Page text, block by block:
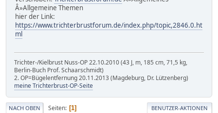
Â»Allgemeine Themen
hier der Link:
https://www.trichterbrustforum.de/index.php/topic,2846.0.ht
ml
Trichter-/Kielbrust Nuss-OP 22.10.2010 (43 J, m, 185 cm, 71,5 kg,
Berlin-Buch Prof. Schaarschmidt)
2. OP=Bügelentfernung 20.11.2013 (Magdeburg, Dr. Lützenberg)
meine Trichterbrust-OP-Seite
NACH OBEN Seiten 1 BENUTZER-AKTIONEN